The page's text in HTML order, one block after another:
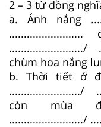
2 – 3 từ đồng
a. Ánh nắng
chùm hoa nắng
b. Thời tiết ở
......................../
còn mùa
........................./